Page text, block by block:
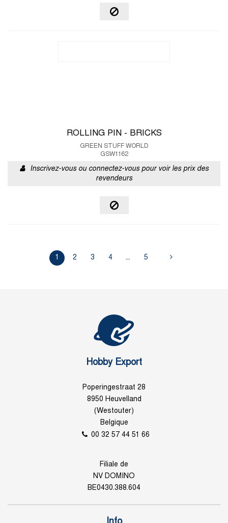
ROLLING PIN - BRICKS
GREEN STUFF WORLD
GSW1162
Inscrivez-vous ou connectez-vous pour voir les prix des
revendeurs
1 2 3 4 ... 5
Hobby Export
Poperingestraat 28
8950 Heuvelland
(Westouter)
Belgique
00 32 57 44 51 66
Filiale de
NV DOMINO
BE0430.388.604